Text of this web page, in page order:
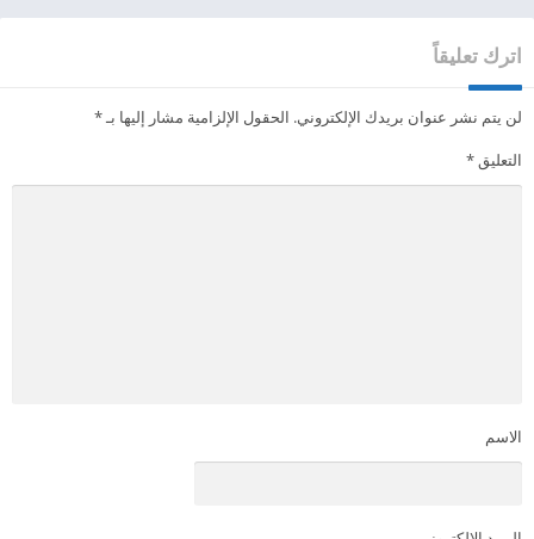
اترك تعليقاً
لن يتم نشر عنوان بريدك الإلكتروني. الحقول الإلزامية مشار إليها بـ*
التعليق*
الاسم